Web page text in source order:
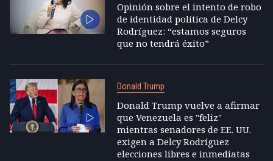
Opinión sobre el intento de robo
de identidad política de Delcy
Rodríguez: “estamos seguros
que no tendrá éxito”
Donald Trump
Donald Trump vuelve a afirmar
que Venezuela es "feliz"
mientras senadores de EE. UU.
exigen a Delcy Rodríguez
elecciones libres e inmediatas